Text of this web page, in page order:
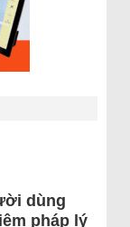
dùng
pháp lý